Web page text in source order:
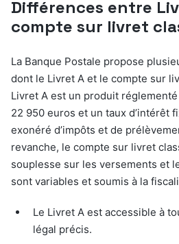
Différences entre
compte sur livret
La Banque Postale propose
dont le Livret A et le compte sur
Livret A est un produit
22 950 euros et un taux d’intérêt
exonéré d’impôts et de
revanche, le compte sur livret
souplesse sur les versements et
sont variables et soumis à la
Le Livret A est accessible à
légal précis.